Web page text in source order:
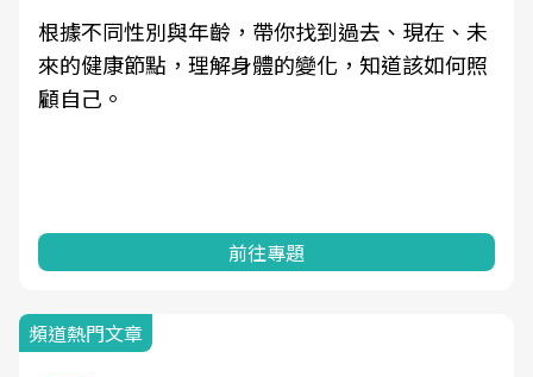
根據不同性別與年齡，帶你找到過去、現在、未
來的健康節點，理解身體的變化，知道該如何照
顧自己。
前往專題
頻道熱門文章